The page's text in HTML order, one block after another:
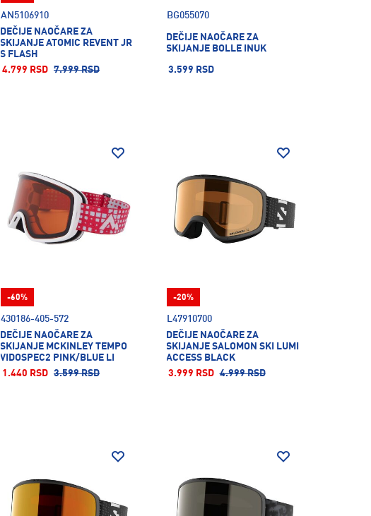
AN5106910
DEČIJE NAOČARE ZA
SKIJANJE ATOMIC REVENT JR
S FLASH
4.799 RSD 7.999 RSD
BG055070
DEČIJE NAOČARE ZA
SKIJANJE BOLLE INUK
3.599 RSD
430186-405-572
DEČIJE NAOČARE ZA
SKIJANJE MCKINLEY TEMPO
VIDOSPEC2 PINK/BLUE LI
1.440 RSD 3.599 RSD
-60%
L47910700
DEČIJE NAOČARE ZA
SKIJANJE SALOMON SKI LUMI
ACCESS BLACK
3.999 RSD 4.999 RSD
-20%